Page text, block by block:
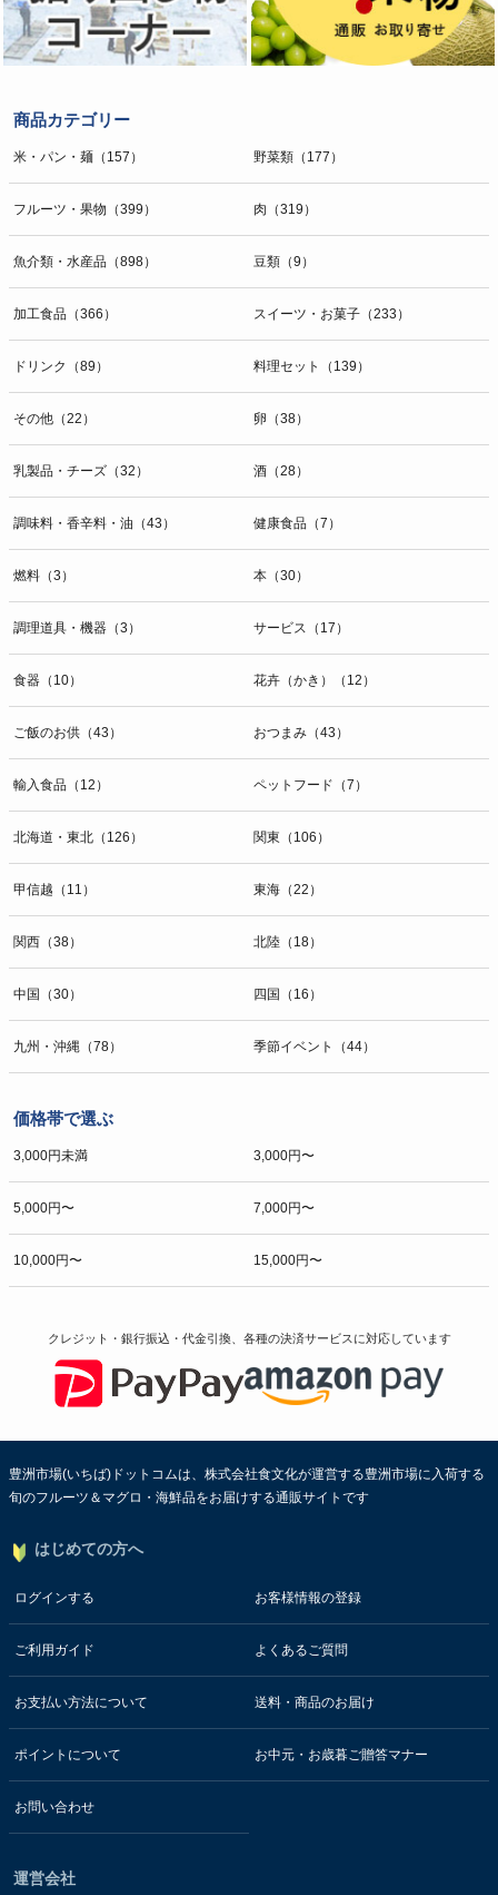
商品カテゴリー
米・パン・麺（157） 野菜類（177）
フルーツ・果物（399） 肉（319）
魚介類・水産品（898） 豆類（9）
加工食品（366） スイーツ・お菓子（233）
ドリンク（89） 料理セット（139）
その他（22） 卵（38）
乳製品・チーズ（32） 酒（28）
調味料・香辛料・油（43） 健康食品（7）
燃料（3） 本（30）
調理道具・機器（3） サービス（17）
食器（10） 花卉（かき）（12）
ご飯のお供（43） おつまみ（43）
輸入食品（12） ペットフード（7）
北海道・東北（126） 関東（106）
甲信越（11） 東海（22）
関西（38） 北陸（18）
中国（30） 四国（16）
九州・沖縄（78） 季節イベント（44）
価格帯で選ぶ
3,000円未満 3,000円〜
5,000円〜 7,000円〜
10,000円〜 15,000円〜
クレジット・銀行振込・代金引換、各種の決済サービスに対応しています
豊洲市場(いちば)ドットコムは、株式会社食文化が運営する豊洲市場に入荷する
旬のフルーツ＆マグロ・海鮮品をお届けする通販サイトです
はじめての方へ
ログインする お客様情報の登録
ご利用ガイド よくあるご質問
お支払い方法について 送料・商品のお届け
ポイントについて お中元・お歳暮ご贈答マナー
お問い合わせ
運営会社